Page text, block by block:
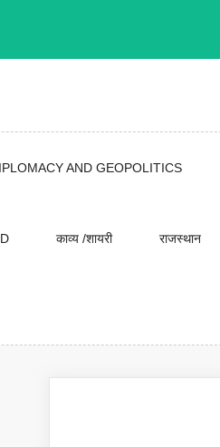
AND GEOPOLITICS
काव्य /शायरी राजस्थान